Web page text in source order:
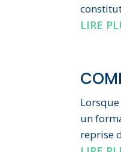
LIRE
un
reprise